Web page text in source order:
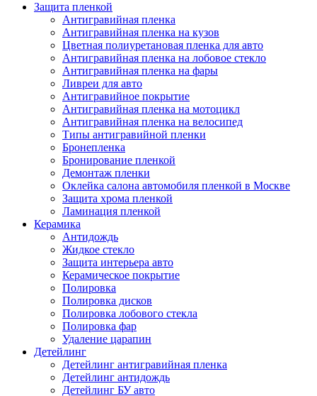
Защита пленкой
Антигравийная пленка
Антигравийная пленка на кузов
Цветная полиуретановая пленка для авто
Антигравийная пленка на лобовое стекло
Антигравийная пленка на фары
Ливреи для авто
Антигравийное покрытие
Антигравийная пленка на мотоцикл
Антигравийная пленка на велосипед
Типы антигравийной пленки
Бронепленка
Бронирование пленкой
Демонтаж пленки
Оклейка салона автомобиля пленкой в Москве
Защита хрома пленкой
Ламинация пленкой
Керамика
Антидождь
Жидкое стекло
Защита интерьера авто
Керамическое покрытие
Полировка
Полировка дисков
Полировка лобового стекла
Полировка фар
Удаление царапин
Детейлинг
Детейлинг антигравийная пленка
Детейлинг антидождь
Детейлинг БУ авто